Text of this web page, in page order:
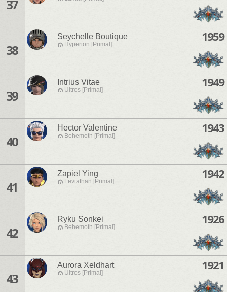
37
38
Seychelle Boutique
Hyperion [Primal]
1959
39
Intrius Vitae
Ultros [Primal]
1949
40
Hector Valentine
Behemoth [Primal]
1943
41
Zapiel Ying
Leviathan [Primal]
1942
42
Ryku Sonkei
Behemoth [Primal]
1926
43
Aurora Xeldhart
Ultros [Primal]
1921